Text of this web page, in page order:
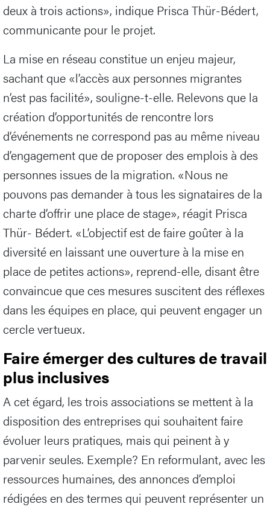
deux à trois actions», indique Prisca Thür-Bédert,
communicante pour le projet.
La mise en réseau constitue un enjeu majeur,
sachant que «l’accès aux personnes migrantes
n’est pas facilité», souligne-t-elle. Relevons que la
création d’opportunités de rencontre lors
d’événements ne correspond pas au même niveau
d’engagement que de proposer des emplois à des
personnes issues de la migration. «Nous ne
pouvons pas demander à tous les signataires de la
charte d’offrir une place de stage», réagit Prisca
Thür- Bédert. «L’objectif est de faire goûter à la
diversité en laissant une ouverture à la mise en
place de petites actions», reprend-elle, disant être
convaincue que ces mesures suscitent des réflexes
dans les équipes en place, qui peuvent engager un
cercle vertueux.
Faire émerger des cultures de travail
plus inclusives
A cet égard, les trois associations se mettent à la
disposition des entreprises qui souhaitent faire
évoluer leurs pratiques, mais qui peinent à y
parvenir seules. Exemple? En reformulant, avec les
ressources humaines, des annonces d’emploi
rédigées en des termes qui peuvent représenter un